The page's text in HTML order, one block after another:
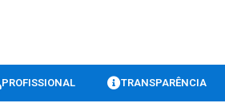
PROFISSIONAL TRANSPARÊNCIA